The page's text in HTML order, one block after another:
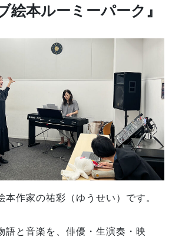
絵本ルーミーパーク』
本作家の祐彩（ゆうせい）です。
語と音楽を、俳優・生演奏・映